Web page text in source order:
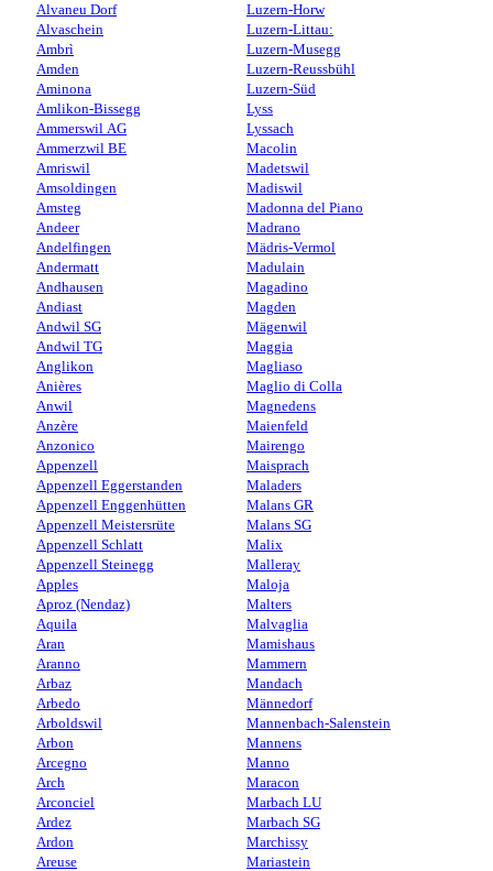
Alvaneu Dorf
Alvaschein
Ambrì
Amden
Aminona
Amlikon-Bissegg
Ammerswil AG
Ammerzwil BE
Amriswil
Amsoldingen
Amsteg
Andeer
Andelfingen
Andermatt
Andhausen
Andiast
Andwil SG
Andwil TG
Anglikon
Anières
Anwil
Anzère
Anzonico
Appenzell
Appenzell Eggerstanden
Appenzell Enggenhütten
Appenzell Meistersrüte
Appenzell Schlatt
Appenzell Steinegg
Apples
Aproz (Nendaz)
Aquila
Aran
Aranno
Arbaz
Arbedo
Arboldswil
Arbon
Arcegno
Arch
Arconciel
Ardez
Ardon
Areuse
Luzern-Horw
Luzern-Littau:
Luzern-Musegg
Luzern-Reussbühl
Luzern-Süd
Lyss
Lyssach
Macolin
Madetswil
Madiswil
Madonna del Piano
Madrano
Mädris-Vermol
Madulain
Magadino
Magden
Mägenwil
Maggia
Magliaso
Maglio di Colla
Magnedens
Maienfeld
Mairengo
Maisprach
Maladers
Malans GR
Malans SG
Malix
Malleray
Maloja
Malters
Malvaglia
Mamishaus
Mammern
Mandach
Männedorf
Mannenbach-Salenstein
Mannens
Manno
Maracon
Marbach LU
Marbach SG
Marchissy
Mariastein